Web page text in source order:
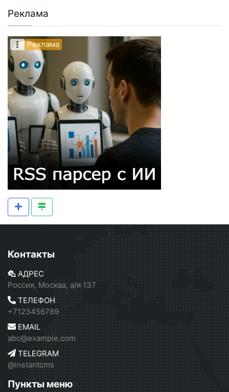
Реклама
Реклама
Контакты
АДРЕС
Россия, Москва, а/я 137
ТЕЛЕФОН
+7123456789
EMAIL
abc@example.com
TELEGRAM
@instantcms
Пункты меню